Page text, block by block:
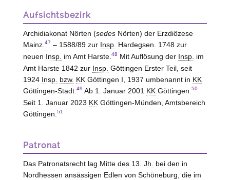
Aufsichtsbezirk
Archidiakonat Nörten (sedesNörten) der Erzdiözese
Mainz.47 – 1588/89 zur Insp. Hardegsen. 1748 zur
neuen Insp. im Amt Harste.48 Mit Auflösung der Insp. im
Amt Harste 1842 zur Insp. Göttingen Erster Teil, seit
1924 Insp. bzw. KKGöttingen I, 1937 umbenannt in KK
Göttingen-Stadt.49 Ab 1. Januar 2001 KKGöttingen.50
Seit 1. Januar 2023 KKGöttingen-Münden, Amtsbereich
Göttingen.51
Patronat
Das Patronatsrecht lag Mitte des 13. Jh. bei den in
Nordhessen ansässigen Edlen von Schöneburg, die im